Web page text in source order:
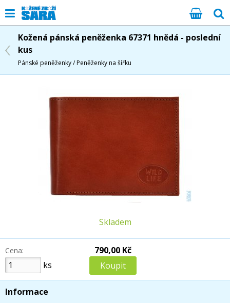
Kožená pánská peněženka 67371 hnědá - poslední
kus
Pánské peněženky / Peněženky na šířku
Skladem
Cena:
ks
790,00 Kč
Informace